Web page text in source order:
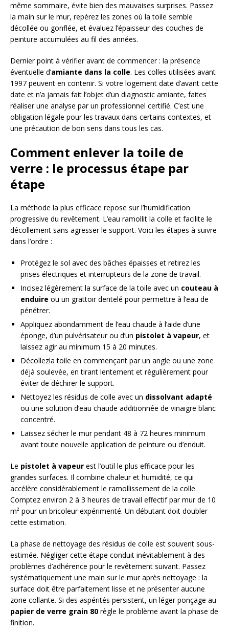
même sommaire, évite bien des mauvaises surprises. Passez
la main sur le mur, repérez les zones où la toile semble
décollée ou gonflée, et évaluez l’épaisseur des couches de
peinture accumulées au fil des années.
Dernier point à vérifier avant de commencer : la présence
éventuelle d’amiante dans la colle. Les colles utilisées avant
1997 peuvent en contenir. Si votre logement date d’avant cette
date et n’a jamais fait l’objet d’un diagnostic amiante, faites
réaliser une analyse par un professionnel certifié. C’est une
obligation légale pour les travaux dans certains contextes, et
une précaution de bon sens dans tous les cas.
Comment enlever la toile de
verre : le processus étape par
étape
La méthode la plus efficace repose sur l’humidification
progressive du revêtement. L’eau ramollit la colle et facilite le
décollement sans agresser le support. Voici les étapes à suivre
dans l’ordre :
Protégez le sol avec des bâches épaisses et retirez les
prises électriques et interrupteurs de la zone de travail.
Incisez légèrement la surface de la toile avec un couteau à
enduire ou un grattoir dentelé pour permettre à l’eau de
pénétrer.
Appliquez abondamment de l’eau chaude à l’aide d’une
éponge, d’un pulvérisateur ou d’un pistolet à vapeur, et
laissez agir au minimum 15 à 20 minutes.
Décollezla toile en commençant par un angle ou une zone
déjà soulevée, en tirant lentement et régulièrement pour
éviter de déchirer le support.
Nettoyez les résidus de colle avec un dissolvant adapté
ou une solution d’eau chaude additionnée de vinaigre blanc
concentré.
Laissez sécher le mur pendant 48 à 72 heures minimum
avant toute nouvelle application de peinture ou d’enduit.
Le pistolet à vapeur est l’outil le plus efficace pour les
grandes surfaces. Il combine chaleur et humidité, ce qui
accélère considérablement le ramollissement de la colle.
Comptez environ 2 à 3 heures de travail effectif par mur de 10
m² pour un bricoleur expérimenté. Un débutant doit doubler
cette estimation.
La phase de nettoyage des résidus de colle est souvent sous-
estimée. Négliger cette étape conduit inévitablement à des
problèmes d’adhérence pour le revêtement suivant. Passez
systématiquement une main sur le mur après nettoyage : la
surface doit être parfaitement lisse et ne présenter aucune
zone collante. Si des aspérités persistent, un léger ponçage au
papier de verre grain 80 règle le problème avant la phase de
finition.